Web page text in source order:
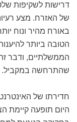
דרישות לשקיפות
של האזרח. מצע
באורח מהיר ונוח
הטובה ביותר
הממשלתיים, ודבר
שהתרחשה במקביל.
חדירתו של
היום תופעה קיימת